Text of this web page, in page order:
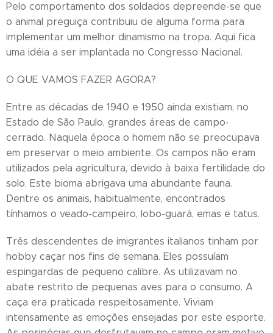
Pelo comportamento dos soldados depreende-se que
o animal preguiça contribuiu de alguma forma para
implementar um melhor dinamismo na tropa. Aqui fica
uma idéia a ser implantada no Congresso Nacional.
O QUE VAMOS FAZER AGORA?
Entre as décadas de 1940 e 1950 ainda existiam, no
Estado de São Paulo, grandes áreas de campo-
cerrado. Naquela época o homem não se preocupava
em preservar o meio ambiente. Os campos não eram
utilizados pela agricultura, devido à baixa fertilidade do
solo. Este bioma abrigava uma abundante fauna.
Dentre os animais, habitualmente, encontrados
tínhamos o veado-campeiro, lobo-guará, emas e tatus.
Três descendentes de imigrantes italianos tinham por
hobby caçar nos fins de semana. Eles possuíam
espingardas de pequeno calibre. As utilizavam no
abate restrito de pequenas aves para o consumo. A
caça era praticada respeitosamente. Viviam
intensamente as emoções ensejadas por este esporte.